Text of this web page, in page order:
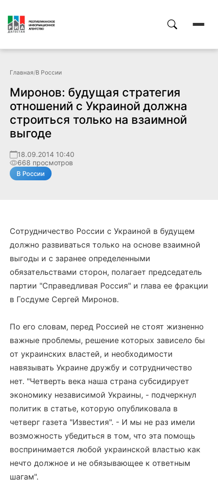
Главная/В России
Миронов: будущая стратегия
отношений с Украиной должна
строиться только на взаимной
выгоде
18.09.2014 10:40
668 просмотров
В России
Сотрудничество России с Украиной в будущем
должно развиваться только на основе взаимной
выгоды и с заранее определенными
обязательствами сторон, полагает председатель
партии "Справедливая Россия" и глава ее фракции
в Госдуме Сергей Миронов.
По его словам, перед Россией не стоят жизненно
важные проблемы, решение которых зависело бы
от украинских властей, и необходимости
навязывать Украине дружбу и сотрудничество
нет. "Четверть века наша страна субсидирует
экономику независимой Украины, - подчеркнул
политик в статье, которую опубликовала в
четверг газета "Известия". - И мы не раз имели
возможность убедиться в том, что эта помощь
воспринимается любой украинской властью как
нечто должное и не обязывающее к ответным
шагам".